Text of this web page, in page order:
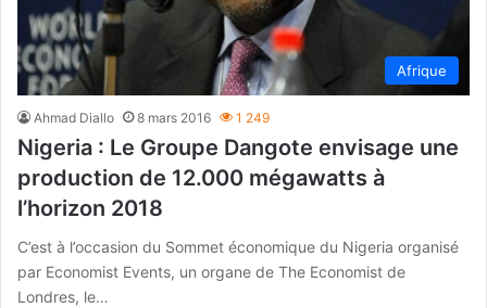
Afrique
Ahmad Diallo 8 mars 2016 1 249
Nigeria : Le Groupe Dangote envisage une
production de 12.000 mégawatts à
l’horizon 2018
C’est à l’occasion du Sommet économique du Nigeria organisé
par Economist Events, un organe de The Economist de
Londres, le…